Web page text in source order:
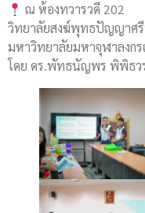
ณ ห้องทวารวดี 202
วิทยาลัยสงฆ์พุทธปัญญาศรี
มหาวิทยาลัยมหาจุฬาลงก
โดย ดร.พัทธนัญพร พิพิธว